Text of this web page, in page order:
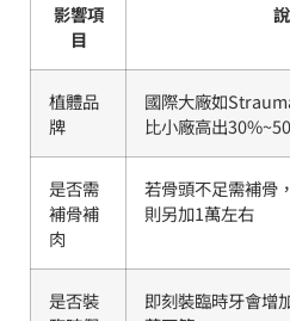
影響項
目
植體品
牌
國際大廠如
比小廠高出
是否需
補骨補
肉
若骨頭不足需補骨
則另加1萬左右
是否裝
即刻裝臨時牙會增